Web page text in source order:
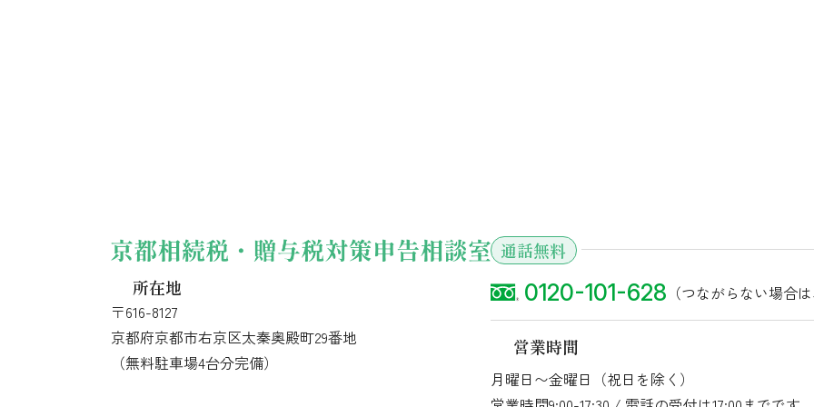
所在地
〒616-8127
京都府京都市右京区太秦奥殿町29番地
（無料駐車場4台分完備）
通話無料
0120-101-628 （つながらない場合
営業時間
月曜日〜金曜日（祝日を除く）